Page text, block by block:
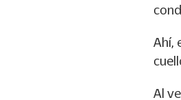
Ahí,
Al